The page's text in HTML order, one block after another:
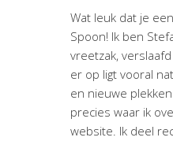
Wat leuk dat je
Spoon! Ik ben
vreetzak,
er op ligt vooral
en nieuwe
precies waar ik
website. Ik deel